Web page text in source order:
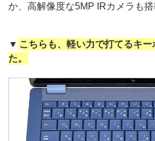
か、高解像度な5MP IRカメラも搭
▼ こちらも、軽い力で打てるキ
た。